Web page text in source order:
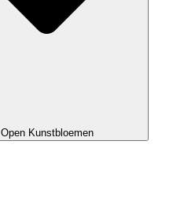
Open Kunstbloemen